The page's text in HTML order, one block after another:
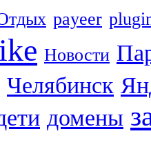
payeer
Новости
Челябинск
домены